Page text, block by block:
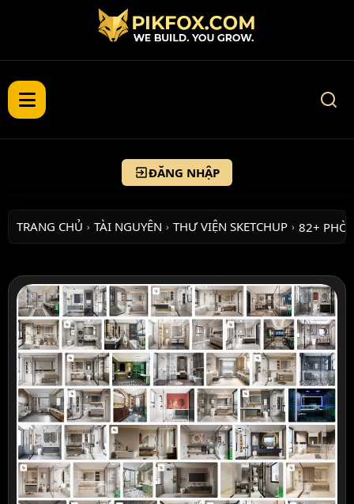
ĐĂNG NHẬP
TRANG CHỦ › TÀI NGUYÊN › THƯ VIỆN SKETCHUP › 82+